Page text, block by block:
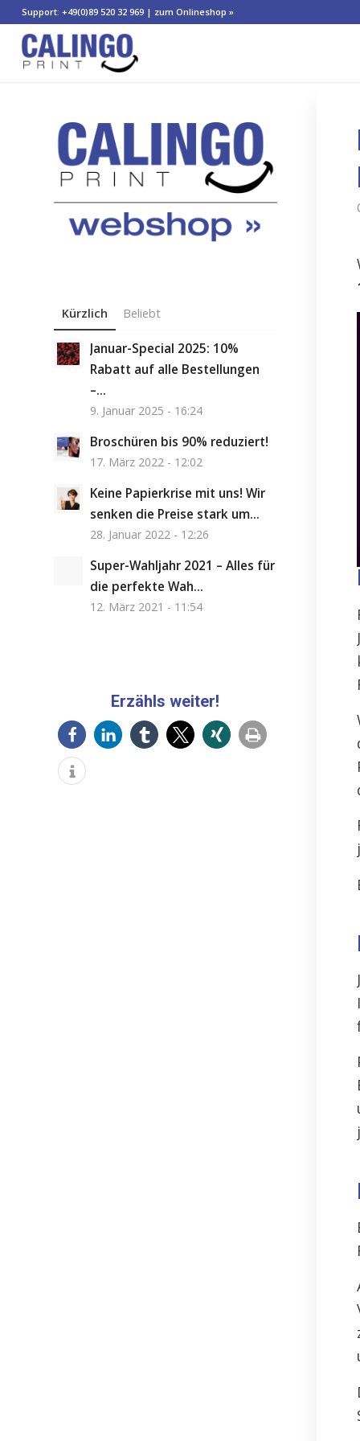
Support: +49(0)89 520 32 969 | zum Onlineshop »
Kürzlich Beliebt
Januar-Special 2025: 10%
Rabatt auf alle Bestellungen
–...
9. Januar 2025 - 16:24
Broschüren bis 90% reduziert!
17. März 2022 - 12:02
Keine Papierkrise mit uns! Wir
senken die Preise stark um...
28. Januar 2022 - 12:26
Super-Wahljahr 2021 – Alles für
die perfekte Wah...
12. März 2021 - 11:54
Erzähls weiter!